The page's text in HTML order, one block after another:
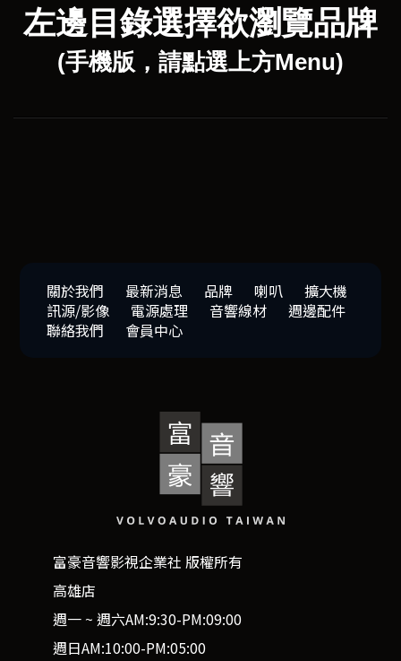
左邊目錄選擇欲瀏覽品牌
(手機版，請點選上方Menu)
關於我們 最新消息 品牌 喇叭
擴大機
訊源/影像
電源處理 音響線材
週邊配件
聯絡我們
會員中心
富豪音響影視企業社 版權所有
高雄店
週一 ~ 週六AM:9:30-PM:09:00
週日AM:10:00-PM:05:00